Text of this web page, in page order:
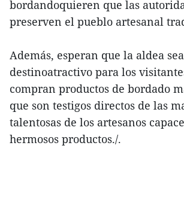
bordandoquieren que las
preserven el pueblo artesanal
Además, esperan que la aldea
destinoatractivo para los
compran productos de bordado
que son testigos directos de las
talentosas de los artesanos
hermosos productos./.